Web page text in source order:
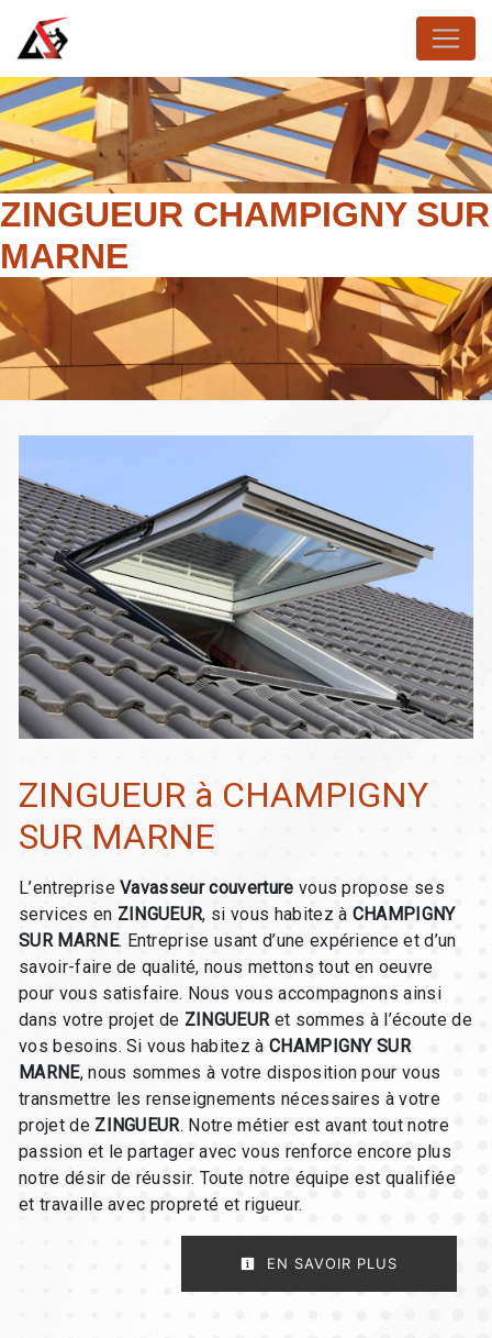
ZINGUEUR CHAMPIGNY SUR
MARNE
ZINGUEUR à CHAMPIGNY
SUR MARNE
L’entrepriseVavasseur couverture vous propose ses
services en ZINGUEUR, si vous habitez à CHAMPIGNY
SUR MARNE. Entreprise usant d’une expérience et d’un
savoir-faire de qualité, nous mettons tout en oeuvre
pour vous satisfaire. Nous vous accompagnons ainsi
dans votre projet de ZINGUEURet sommes à l’écoute de
vos besoins. Si vous habitez à CHAMPIGNY SUR
MARNE, nous sommes à votre disposition pour vous
transmettre les renseignements nécessaires à votre
projet de ZINGUEUR. Notre métier est avant tout notre
passion et le partager avec vous renforce encore plus
notre désir de réussir. Toute notre équipe est qualifiée
et travaille avec propreté et rigueur.
EN SAVOIR PLUS
Panneau de gestion des cookies